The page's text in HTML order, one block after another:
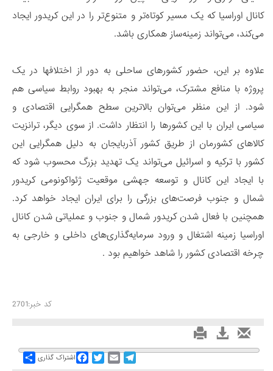
کانال اوراسیا که یک مسیر کوتاه‌تر و متنوع‌تر را در این کریدور ایجاد
می‌کند، می‌تواند زمینه‌ساز همکاری باشد.
علاوه بر این، حضور کشورهای ساحلی به دور از اختلافها در یک
پروژه با منافع مشترک، می‌تواند منجر به بهبود روابط سیاسی هم
شود. از این منظر می‌توان بالاترین سطح همگرایی اقتصادی و
سیاسی ایران با این کشورها را انتظار داشت. از سوی دیگر، ترانزیت
کالاهای کشورمان از طریق کشور آذربایجان به دلیل همگرایی این
کشور با ترکیه و اسرائیل می‌تواند یک تهدید بزرگ محسوب شود که
با ایجاد این کانال و توسعه جهشی موقعیت ژئواکونومی کریدور
شمال و جنوب فرصت‌های بزرگی را برای ایران ایجاد خواهد کرد.
همچنین با فعال شدن کریدور شمال و جنوب و عملیاتی شدن کانال
اوراسیا زمینه اشتغال و ورود سرمایه‌گذاری‌های داخلی و خارجی به
چرخه اقتصادی کشور را شاهد خواهیم بود .
کد خبر:2701
Share اشتراک گذاری
FacebookTwitterEmail
Telegram